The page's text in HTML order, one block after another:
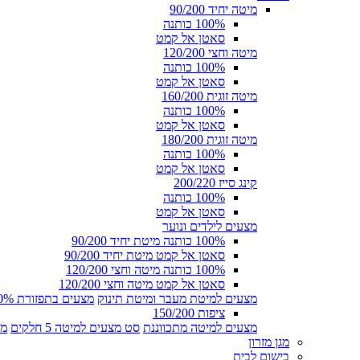
מיטה יחיד 90/200
100% כותנה
סאטן אל קמט
מיטה וחצי 120/200
100% כותנה
סאטן אל קמט
מיטה זוגית 160/200
100% כותנה
סאטן אל קמט
מיטה זוגית 180/200
100% כותנה
סאטן אל קמט
קינג סייז 200/220
100% כותנה
סאטן אל קמט
מצעים לילדים ונוער
100% כותנה מיטת יחיד 90/200
סאטן אל קמט מיטת יחיד 90/200
100% כותנה מיטה וחצי 120/200
סאטן אל קמט מיטה וחצי 120/200
מצעים למיטת מעבר ומיטת תינוק מצעים בתפזורת 100% כותנה
ציפות 150/200
מצעים למיטה מתכווננת סט מצעים למיטה 5 חלקים
מגן מזרון
בישום לבית